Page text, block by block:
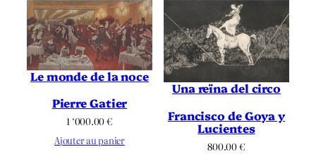
Le monde de la noce
Pierre Gatier
1 ‘000.00€
Ajouter au panier
Una reïna del circo
Francisco de Goya y
Lucientes
800.00€